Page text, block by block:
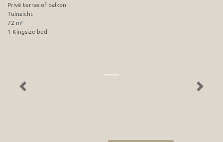
Privé terras of balkon
Tuinzicht
72 m²
1 Kingsize bed
Previous Next